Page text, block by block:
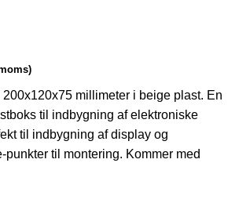
200x120x75 millimeter i beige plast. En
til indbygning af elektroniske
til indbygning af display og
punkter til montering. Kommer med